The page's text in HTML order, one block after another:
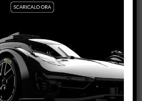
HL11
VEDI TUTORIAL
HL10